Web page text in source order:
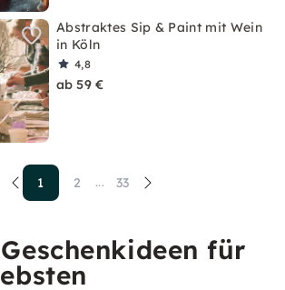
Abstraktes Sip & Paint mit Wein
in Köln
4,8
ab 59 €
1 2 ... 33
für